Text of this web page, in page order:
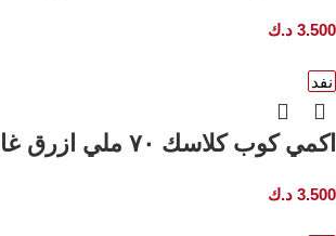
3.500 د.ك
نفد
اكمي كوب كلاسك ٧٠ ملي ازرق غامق
3.500 د.ك